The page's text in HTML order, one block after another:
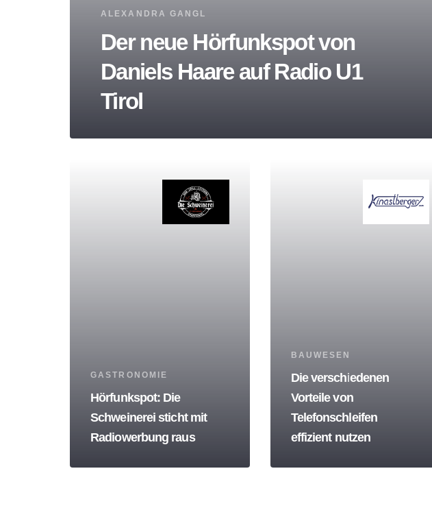
Tags
ALEXANDRA GANGL
Der neue Hörfunkspot von
Daniels Haare auf Radio U1
Tirol
Tags
GASTRONOMIE
Hörfunkspot: Die
Schweinerei sticht mit
Radiowerbung raus
Tags
BAUWESEN
Die verschiedenen
Vorteile von
Telefonschleifen
effizient nutzen